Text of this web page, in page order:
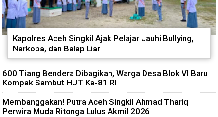
Kapolres Aceh Singkil Ajak Pelajar Jauhi Bullying,
Narkoba, dan Balap Liar
600 Tiang Bendera Dibagikan, Warga Desa Blok VI Baru
Kompak Sambut HUT Ke-81 RI
Membanggakan! Putra Aceh Singkil Ahmad Thariq
Perwira Muda Ritonga Lulus Akmil 2026